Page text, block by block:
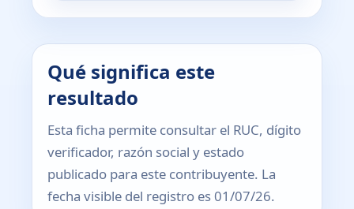
Qué significa este
resultado
Esta ficha permite consultar el RUC, dígito
verificador, razón social y estado
publicado para este contribuyente. La
fecha visible del registro es 01/07/26.